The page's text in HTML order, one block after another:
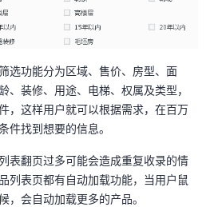
选功能分为区域、售价、房型、面
、装修、用途、电梯、权属及类型，
，这样用户就可以根据需求，在百万
件找到想要的信息。
表翻页过多可能会造成重复收录的情
列表页都有自动加载功能，当用户鼠
，会自动加载更多的产品。